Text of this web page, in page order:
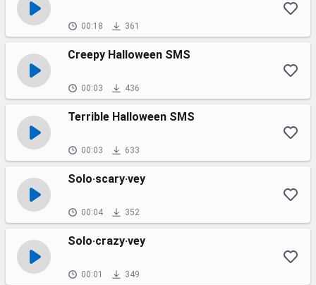
00:18 361
Creepy Halloween SMS
00:03 436
Terrible Halloween SMS
00:03 633
Solo·scary·vey
00:04 352
Solo·crazy·vey
00:01 349